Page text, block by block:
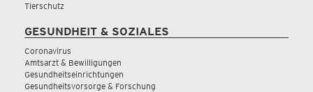
Tierschutz
GESUNDHEIT & SOZIALES
Coronavirus
Amtsarzt & Bewilligungen
Gesundheitseinrichtungen
Gesundheitsvorsorge & Forschung